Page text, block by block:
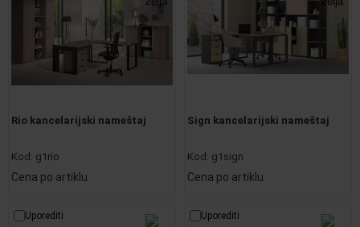
Rio kancelarijski nameštaj
Kod: g1rio
Cena po artiklu
Sign kancelarijski nameštaj
Kod: g1sign
Cena po artiklu
Uporediti Uporediti